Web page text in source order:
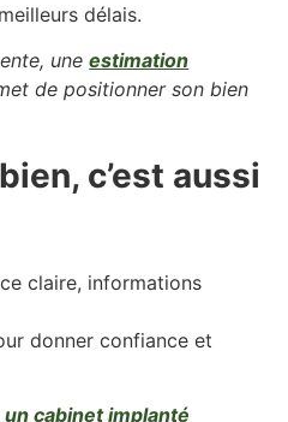
délais.
uneestimation
de positionner son bien
c’est aussi
claire, informations
donner confiance et
un cabinet implanté